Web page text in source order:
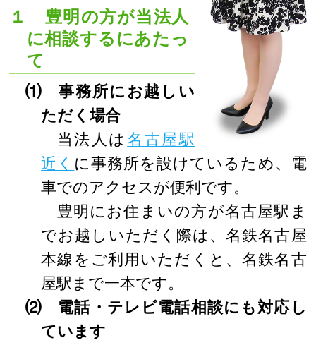
１ 豊明の方が当法人
に相談するにあたっ
て
⑴ 事務所にお越しい
ただく場合
当法人は名古屋駅
近く に事務所を設けているため、電
車でのアクセスが便利です。
豊明にお住まいの方が名古屋駅ま
でお越しいただく際は、名鉄名古屋
本線をご利用いただくと、名鉄名古
屋駅まで一本です。
⑵ 電話・テレビ電話相談にも対応し
ています